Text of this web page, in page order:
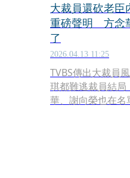
大裁員還砍老臣
重磅聲明 方念
了
2026.04.13 11:25
TVBS傳出大裁員
琪都難逃裁員結
華、謝向榮也在名